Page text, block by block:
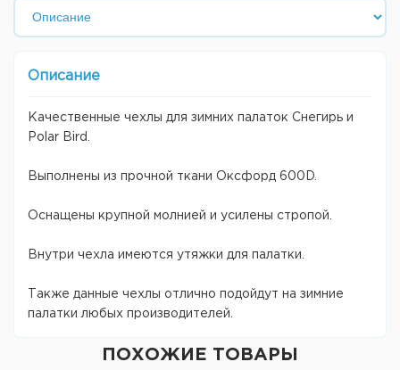
Описание
Качественные чехлы для зимних палаток Снегирь и
Polar Bird.
Выполнены из прочной ткани Оксфорд 600D.
Оснащены крупной молнией и усилены стропой.
Внутри чехла имеются утяжки для палатки.
Также данные чехлы отлично подойдут на зимние
палатки любых производителей.
ПОХОЖИЕ ТОВАРЫ